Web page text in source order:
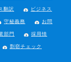
翻訳 ビジネス
守秘義務 お問
部門 採用情
剽窃チェック